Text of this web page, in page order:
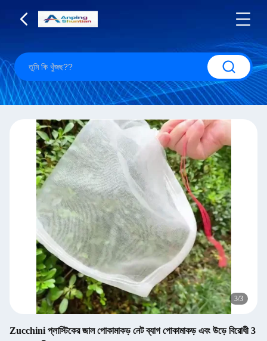
3/3
Zucchini প্লাস্টিকের জাল পোকামাকড় নেট ব্যাগ পোকামাকড় এবং উড়ে বিরোধী 3